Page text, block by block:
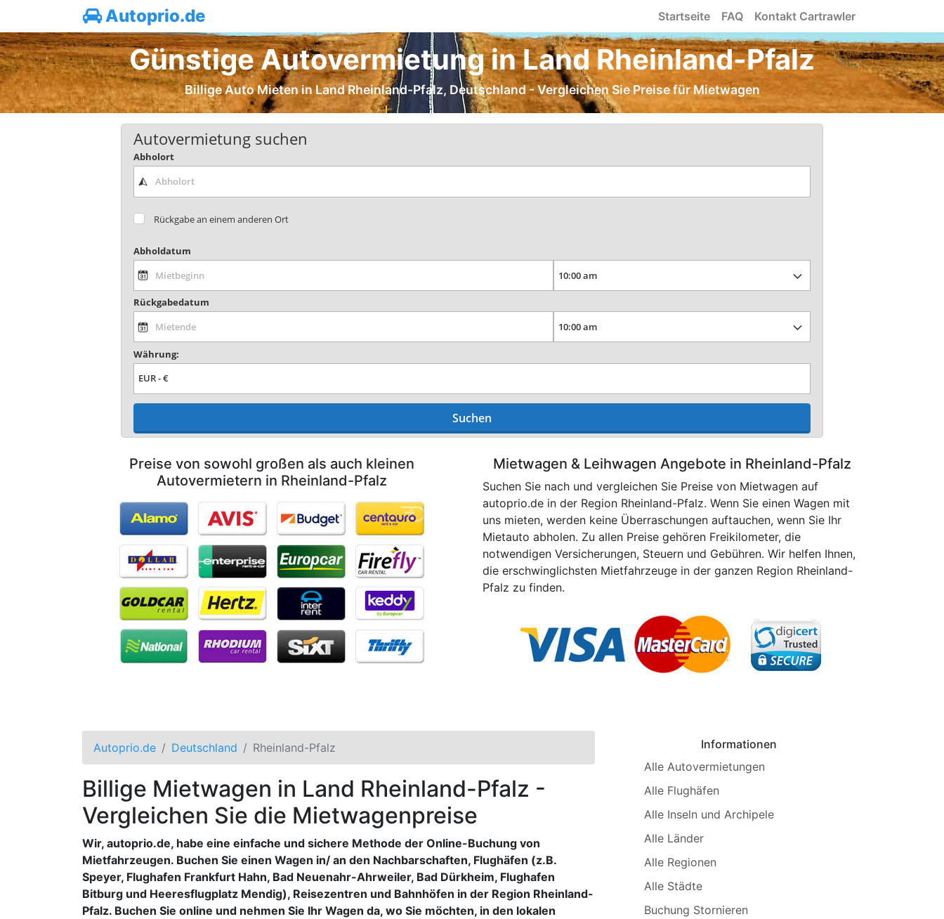
Autoprio.de Startseite FAQ Kontakt Cartrawler
Günstige Autovermietung in Land Rheinland-Pfalz
Billige Auto Mieten in Land Rheinland-Pfalz, Deutschland - Vergleichen Sie Preise für Mietwagen
Autovermietung suchen
Abholort
Rückgabe an einem anderen Ort
Abholdatum
Rückgabedatum
Währung:
Suchen
Preise von sowohl großen als auch kleinen
Autovermietern in Rheinland-Pfalz
Mietwagen & Leihwagen Angebote in Rheinland-Pfalz
Suchen Sie nach und vergleichen Sie Preise von Mietwagen auf
autoprio.de in der Region Rheinland-Pfalz. Wenn Sie einen Wagen mit
uns mieten, werden keine Überraschungen auftauchen, wenn Sie Ihr
Mietauto abholen. Zu allen Preise gehören Freikilometer, die
notwendigen Versicherungen, Steuern und Gebühren. Wir helfen Ihnen,
die erschwinglichsten Mietfahrzeuge in der ganzen Region Rheinland-
Pfalz zu finden.
Autoprio.de Deutschland Rheinland-Pfalz
Billige Mietwagen in Land Rheinland-Pfalz -
Vergleichen Sie die Mietwagenpreise
Wir, autoprio.de, habe eine einfache und sichere Methode der Online-Buchung von
Mietfahrzeugen. Buchen Sie einen Wagen in/ an den Nachbarschaften, Flughäfen (z.B.
Speyer, Flughafen Frankfurt Hahn, Bad Neuenahr-Ahrweiler, Bad Dürkheim, Flughafen
Bitburg und Heeresflugplatz Mendig), Reisezentren und Bahnhöfen in der Region Rheinland-
Pfalz. Buchen Sie online und nehmen Sie Ihr Wagen da, wo Sie möchten, in den lokalen
Informationen
Alle Autovermietungen
Alle Flughäfen
Alle Inseln und Archipele
Alle Länder
Alle Regionen
Alle Städte
Buchung Stornieren